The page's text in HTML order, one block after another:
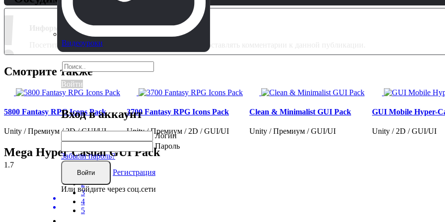
Видеоуроки
Войти
Вход в аккаунт
Логин
Пароль
Забыли пароль?
Войти
Регистрация
Или войдите через соц.сети
!
Информация
Посетители, находящиеся в группе
, не могут оставлять комментарии к данной публикации.
Смотрите также
5800 Fantasy RPG Icons Pack
Unity / Премиум / 2D / GUI/UI
3700 Fantasy RPG Icons Pack
Unity / Премиум / 2D / GUI/UI
Clean & Minimalist GUI Pack
Unity / Премиум / GUI/UI
GUI Mobile Hyper-
Unity / 2D / GUI/UI
Mega Hyper Casual GUI Pack
1.7
1
2
3
4
5